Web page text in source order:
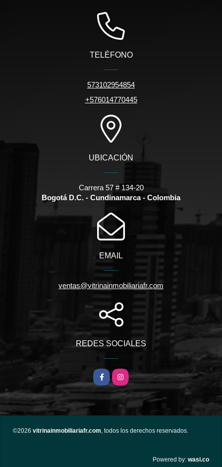
TELÉFONO
573102954854
+576014770445
UBICACIÓN
Carrera 57 # 134-20
Bogotá D.C. - Cundinamarca - Colombia
EMAIL
ventas@vitrinainmobiliariafr.com
REDES SOCIALES
FacebookInstagram
©2026 vitrinainmobiliariafr.com, todos los derechos reservados.
Powered by: wasi.co